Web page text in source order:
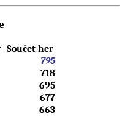
Součet her
795
718
695
677
663